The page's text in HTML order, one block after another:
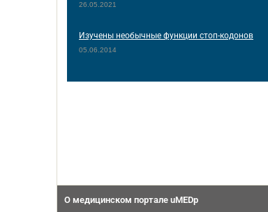
26.05.2021
Изучены необычные функции стоп-кодонов
05.06.2014
О медицинском портале uMEDp